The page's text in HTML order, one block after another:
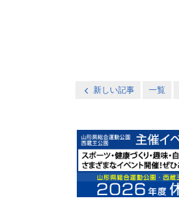
新しい記事 一覧